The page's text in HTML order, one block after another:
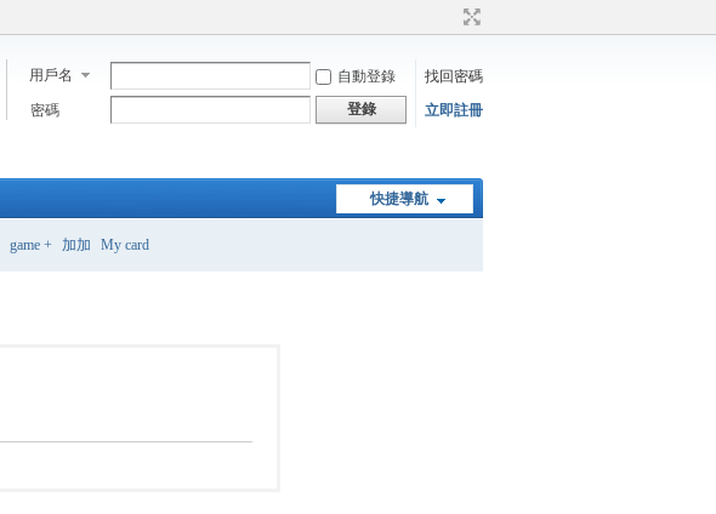
用戶名 自動登錄
找回密碼
密碼
登錄 立即註冊
快捷導航
game + 加加 My card